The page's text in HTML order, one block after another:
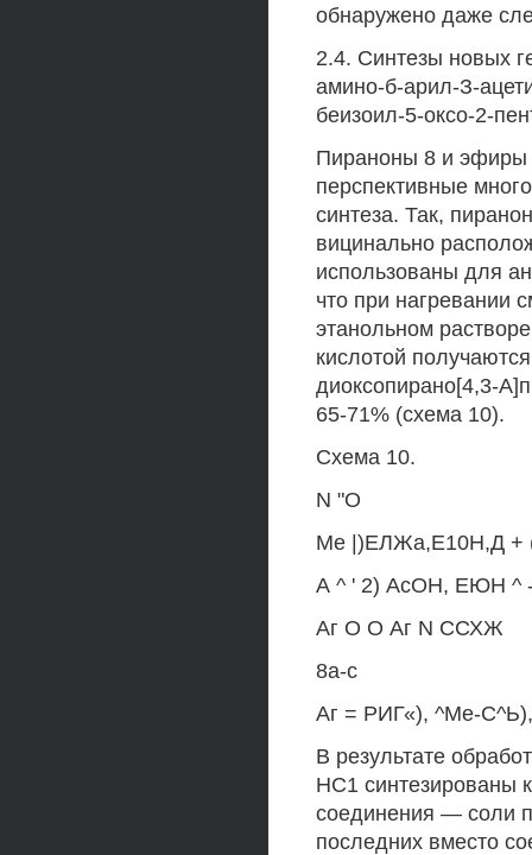
обнаружено даже
2.4. Синтезы новых
амино-б-арил-З-
беизоил-5-оксо-2-
Пираноны 8 и эфиры
перспективные
синтеза. Так,
вицинально
использованы для
что при нагревании
этанольном
кислотой
диоксопирано[4,3-
65-71% (схема 10).
Схема 10.
N "О
Ме |)ЕЛЖа,Е10Н,Д
А ^ ' 2) АсОН, ЕЮН ^
Аг О О Аг N ССХЖ
8а-с
Аг = РИГ«), ^Ме-
В результате
НС1 синтезированы
соединения — соли
последних вместо